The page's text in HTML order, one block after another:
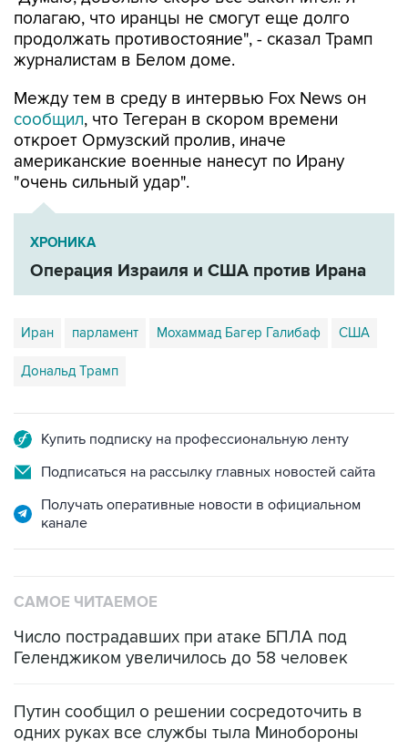
полагаю, что иранцы не смогут еще долго
продолжать противостояние", - сказал Трамп
журналистам в Белом доме.
Между тем в среду в интервью Fox News он
сообщил, что Тегеран в скором времени
откроет Ормузский пролив, иначе
американские военные нанесут по Ирану
"очень сильный удар".
ХРОНИКА
Операция Израиля и США против Ирана
Иран парламент Мохаммад Багер Галибаф США
Дональд Трамп
Купить подписку на профессиональную ленту
Подписаться на рассылку главных новостей сайта
Получать оперативные новости в официальном
канале
САМОЕ ЧИТАЕМОЕ
Число пострадавших при атаке БПЛА под
Геленджиком увеличилось до 58 человек
Путин сообщил о решении сосредоточить в
одних руках все службы тыла Минобороны